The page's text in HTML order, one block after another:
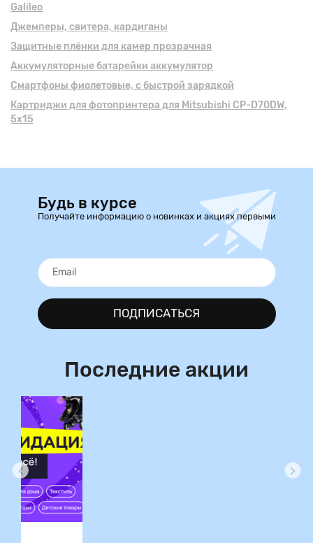
Galileo
Джемперы, свитера, кардиганы
Защитные плёнки для камер прозрачная
Аккумуляторные батарейки аккумулятор
Смартфоны фиолетовые, с быстрой зарядкой
Картриджи для фотопринтера для Mitsubishi CP-D70DW,
5x15
Будь в курсе
Получайте информацию о новинках и акциях первыми
ПОДПИСАТЬСЯ
Последние акции